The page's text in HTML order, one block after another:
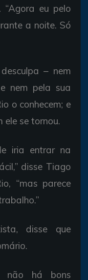
“Agora eu pelo
a noite. Só
– nem
nem pela sua
o conhecem; e
ele se tornou.
iria entrar na
disse Tiago
“mas parece
disse que
não há bons